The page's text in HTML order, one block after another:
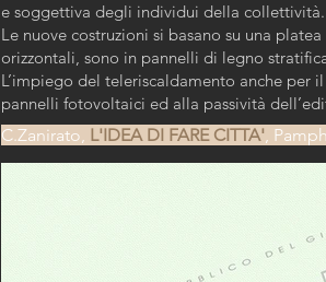
e soggettiva degli individui della collettività.
Le nuove costruzioni si basano su una
orizzontali, sono in pannelli di legno
L’impiego del teleriscaldamento anche per
pannelli fotovoltaici ed alla passività
C.Zanirato, L'IDEA DI FARE CITTA',